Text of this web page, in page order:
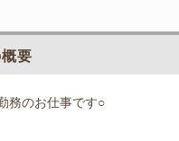
要
務のお仕事です○